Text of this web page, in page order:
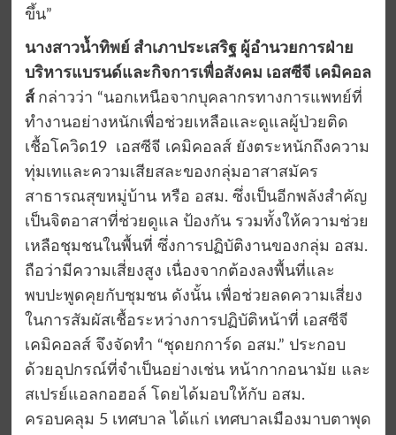
ขึ้น”
นางสาวน้ำทิพย์ สำเภาประเสริฐ ผู้อำนวยการฝ่าย
บริหารแบรนด์และกิจการเพื่อสังคม เอสซีจี เคมิคอล
ส์ กล่าวว่า “นอกเหนือจากบุคลากรทางการแพทย์ที่
ทำงานอย่างหนักเพื่อช่วยเหลือและดูแลผู้ป่วยติด
เชื้อโควิด19 เอสซีจี เคมิคอลส์ ยังตระหนักถึงความ
ทุ่มเทและความเสียสละของกลุ่มอาสาสมัคร
สาธารณสุขหมู่บ้าน หรือ อสม. ซึ่งเป็นอีกพลังสำคัญ
เป็นจิตอาสาที่ช่วยดูแล ป้องกัน รวมทั้งให้ความช่วย
เหลือชุมชนในพื้นที่ ซึ่งการปฏิบัติงานของกลุ่ม อสม.
ถือว่ามีความเสี่ยงสูง เนื่องจากต้องลงพื้นที่และ
พบปะพูดคุยกับชุมชน ดังนั้น เพื่อช่วยลดความเสี่ยง
ในการสัมผัสเชื้อระหว่างการปฏิบัติหน้าที่ เอสซีจี
เคมิคอลส์ จึงจัดทำ “ชุดยกการ์ด อสม.” ประกอบ
ด้วยอุปกรณ์ที่จำเป็นอย่างเช่น หน้ากากอนามัย และ
สเปรย์แอลกอฮอล์ โดยได้มอบให้กับ อสม.
ครอบคลุม 5 เทศบาล ได้แก่ เทศบาลเมืองมาบตาพุด